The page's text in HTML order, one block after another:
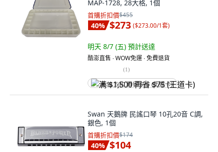
MAP-1728, 28大格, 1個
首購折扣價$455
40% $273 ($273.00/1套)
明天 8/7 (五) 預計送達
酷澎直售 ∙ WOW免運 ∙ 免費退貨
(1)
满 $1,500 再省 $75 (王道卡)
Swan 天鵝牌 民謠口琴 10孔20音 C調,
銀色, 1個
首購折扣價$174
40% $104